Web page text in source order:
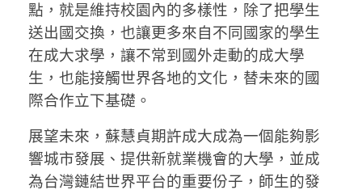
點，就是維持校園內的多樣性，除了把學生
送出國交換，也讓更多來自不同國家的學生
在成大求學，讓不常到國外走動的成大學
生，也能接觸世界各地的文化，替未來的國
際合作立下基礎。
展望未來，蘇慧貞期許成大成為一個能夠影
響城市發展、提供新就業機會的大學，並成
為台灣鏈結世界平台的重要份子，師生的發